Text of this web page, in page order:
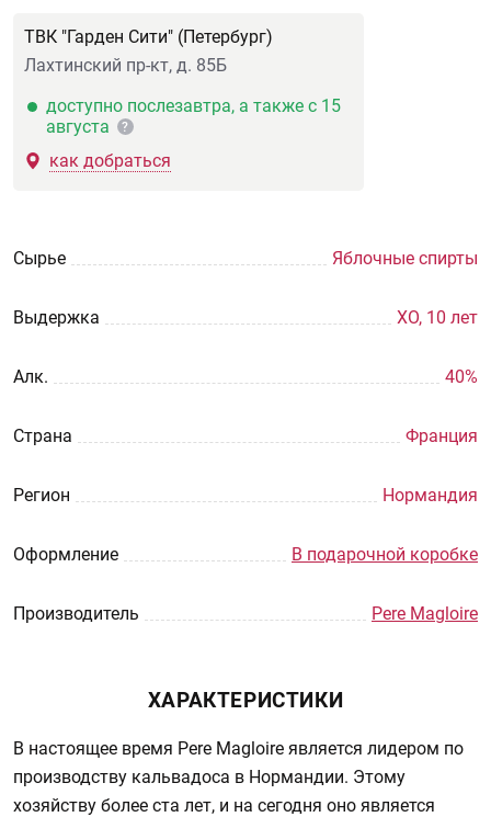
ТВК "Гарден Сити" (Петербург)
Лахтинский пр-кт, д. 85Б
доступно послезавтра, а также с 15
августа
?
как добраться
Сырье Яблочные спирты
Выдержка XO, 10 лет
Aлк. 40%
Страна Франция
Регион Нормандия
Оформление В подарочной коробке
Производитель Pere Magloire
ХАРАКТЕРИСТИКИ
В настоящее время Pere Magloire является лидером по
производству кальвадоса в Нормандии. Этому
хозяйству более ста лет, и на сегодня оно является